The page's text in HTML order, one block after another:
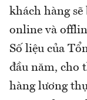
khách hàng
online và
Số liệu của
đầu năm, cho
hàng lương